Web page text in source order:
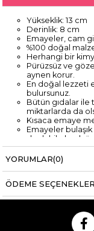
Yükseklik: 13 cm
Derinlik: 8 cm
Emayeler, cam
%100 doğal
Herhangi bir
Pürüzsüz ve
aynen korur.
En doğal lezzeti
bulursunuz.
Bütün gıdalar
miktarlarda da
Kısaca emaye
Emayeler
da dahil olmak
kullanılabilir.
Emayesi zarar
İletkeni iyi
Bu sayede enerji
Emaye ürünler
YORUMLAR(0)
ÖDEME